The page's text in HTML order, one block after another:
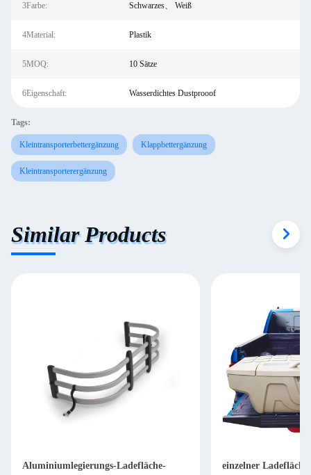
3Farbe: Schwarzes、 Weiß
4Material: Plastik
5MOQ: 10 Sätze
6Eigenschaft: Wasserdichtes Dustprooof
Tags:
Kleintransporterbettergänzung Klappbettergänzung
Kleintransporterergänzung
Similar Products
Aluminiumlegierungs-Ladefläche-
einzelner